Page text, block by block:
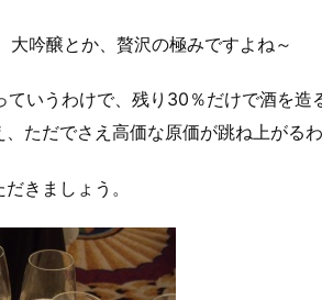
大吟醸とか、贅沢の極みですよね～
いうわけで、残り30％だけで酒を造
ただでさえ高価な原価が跳ね上がる
きましょう。